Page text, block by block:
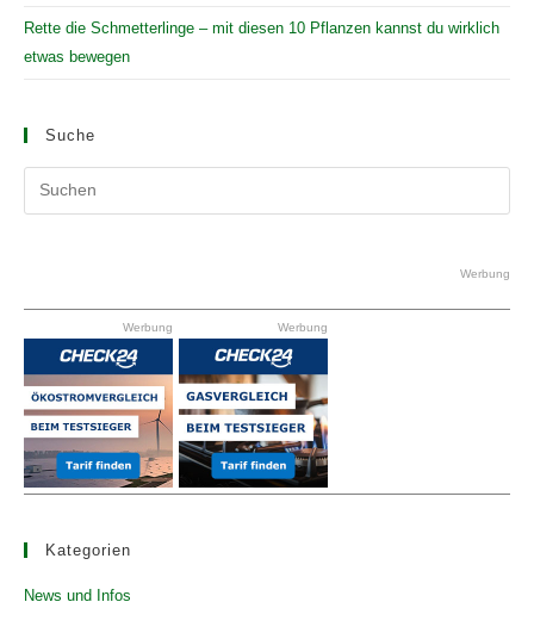
Rette die Schmetterlinge – mit diesen 10 Pflanzen kannst du wirklich
etwas bewegen
Suche
the
Werbung
Werbung Werbung
Kategorien
News und Infos